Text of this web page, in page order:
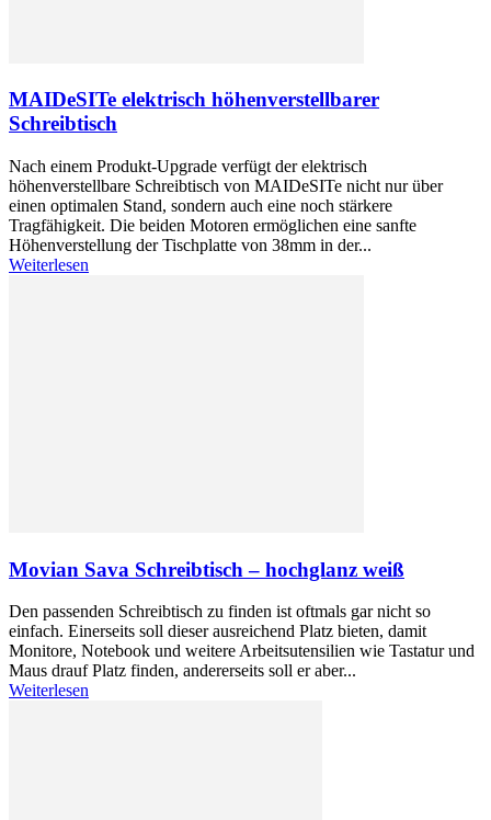
MAIDeSITe elektrisch höhenverstellbarer
Schreibtisch
Nach einem Produkt-Upgrade verfügt der elektrisch
höhenverstellbare Schreibtisch von MAIDeSITe nicht nur über
einen optimalen Stand, sondern auch eine noch stärkere
Tragfähigkeit. Die beiden Motoren ermöglichen eine sanfte
Höhenverstellung der Tischplatte von 38mm in der...
Weiterlesen
Movian Sava Schreibtisch – hochglanz weiß
Den passenden Schreibtisch zu finden ist oftmals gar nicht so
einfach. Einerseits soll dieser ausreichend Platz bieten, damit
Monitore, Notebook und weitere Arbeitsutensilien wie Tastatur und
Maus drauf Platz finden, andererseits soll er aber...
Weiterlesen